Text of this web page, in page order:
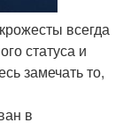
всегда
статуса и
замечать то,
в